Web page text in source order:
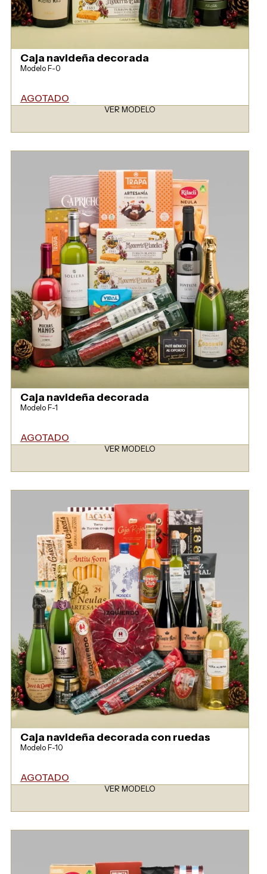
Caja navideña decorada
Modelo F-0
AGOTADO
VER MODELO
Caja navideña decorada
Modelo F-1
AGOTADO
VER MODELO
Caja navideña decorada con ruedas
Modelo F-10
AGOTADO
VER MODELO